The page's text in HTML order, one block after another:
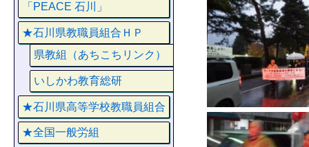
「PEACE 石川」
★石川県教職員組合ＨＰ
県教組（あちこちリンク）
いしかわ教育総研
★石川県高等学校教職員組合
★全国一般労組